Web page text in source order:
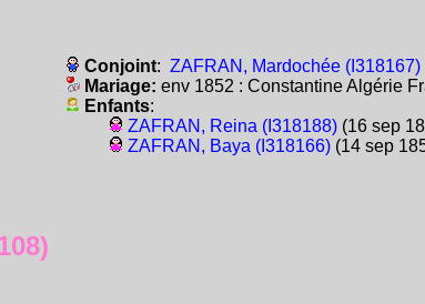
Conjoint:ZAFRAN, Mardochée (I318167)
Mariage:env 1852 : Constantine Algérie
Enfants:
ZAFRAN, Reina (I318188) (16 sep
ZAFRAN, Baya (I318166) (14 sep